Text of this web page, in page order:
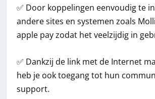
✅ Door koppelingen eenvoudig te
andere sites en systemen zoals
apple pay zodat het veelzijdig in
✅ Dankzij de link met de Internet
heb je ook toegang tot hun
support.